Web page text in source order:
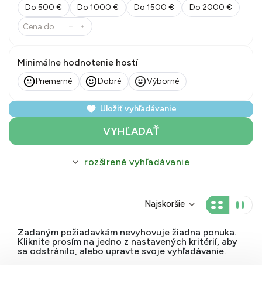
Do 500 € Do 1000 € Do 1500 € Do 2000 €
Minimálne hodnotenie hostí
Priemerné Dobré Výborné
Uložiť vyhľadávanie
VYHĽADAŤ
rozšírené vyhľadávanie
Najskoršie
Zadaným požiadavkám nevyhovuje žiadna ponuka.
Kliknite prosím na jedno z nastavených kritérií, aby
sa odstránilo, alebo upravte svoje vyhľadávanie.